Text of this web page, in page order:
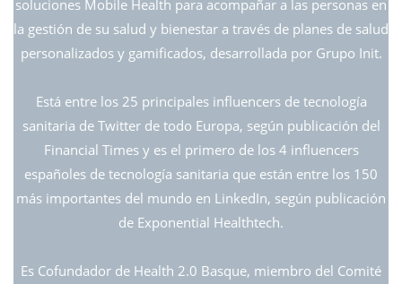
soluciones Mobile Health para acompañar a las personas en
la gestión de su salud y bienestar a través de planes de salud
personalizados y gamificados, desarrollada por Grupo Init.
Está entre los 25 principales influencers de tecnología
sanitaria de Twitter de todo Europa, según publicación del
Financial Times y es el primero de los 4 influencers
españoles de tecnología sanitaria que están entre los 150
más importantes del mundo en LinkedIn, según publicación
de Exponential Healthtech.
Es Cofundador de Health 2.0 Basque, miembro del Comité